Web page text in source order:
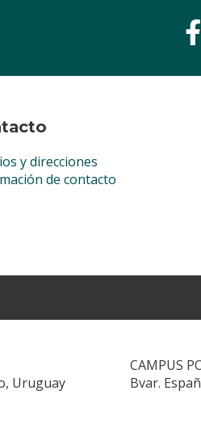
y direcciones
de contacto
Uruguay
CAMPUS
Bvar.